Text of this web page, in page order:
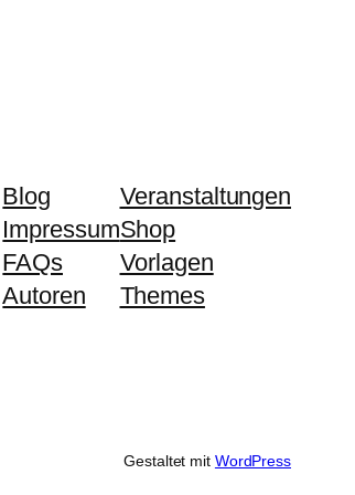
Blog
Impressum
FAQs
Autoren
Veranstaltungen
Shop
Vorlagen
Themes
Gestaltet mit WordPress